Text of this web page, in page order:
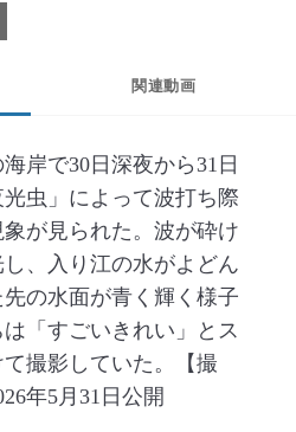
で共有
子メールで共有
関連動画
岸で30日深夜から31日
虫」によって波打ち際
が見られた。波が砕け
、入り江の水がよどん
の水面が青く輝く様子
「すごいきれい」とス
撮影していた。【撮
年5月31日公開